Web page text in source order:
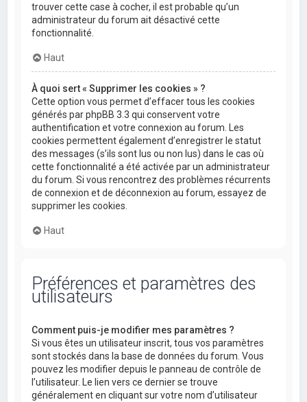
trouver cette case à cocher, il est probable qu’un
administrateur du forum ait désactivé cette
fonctionnalité.
Haut
À quoi sert « Supprimer les cookies » ?
Cette option vous permet d’effacer tous les cookies
générés par phpBB 3.3 qui conservent votre
authentification et votre connexion au forum. Les
cookies permettent également d’enregistrer le statut
des messages (s’ils sont lus ou non lus) dans le cas où
cette fonctionnalité a été activée par un administrateur
du forum. Si vous rencontrez des problèmes récurrents
de connexion et de déconnexion au forum, essayez de
supprimer les cookies.
Haut
Préférences et paramètres des
utilisateurs
Comment puis-je modifier mes paramètres ?
Si vous êtes un utilisateur inscrit, tous vos paramètres
sont stockés dans la base de données du forum. Vous
pouvez les modifier depuis le panneau de contrôle de
l’utilisateur. Le lien vers ce dernier se trouve
généralement en cliquant sur votre nom d’utilisateur